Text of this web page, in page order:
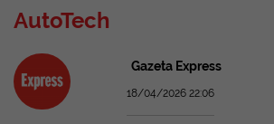
AutoTech
Gazeta Express
18/04/2026 22:06